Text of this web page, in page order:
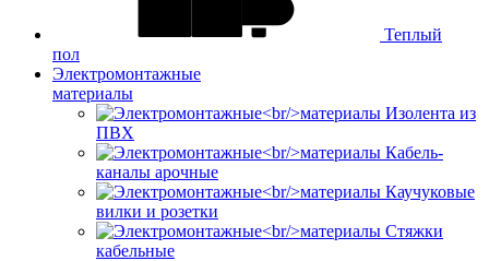
Теплый
пол
Электромонтажные
материалы
Изолента из
ПВХ
Кабель-
каналы арочные
Каучуковые
вилки и розетки
Стяжки
кабельные